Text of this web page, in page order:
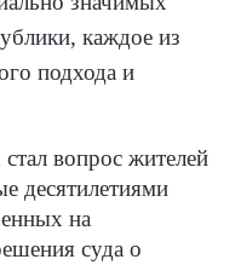
каждое из
подхода и
вопрос жителей
десятилетиями
на
суда о